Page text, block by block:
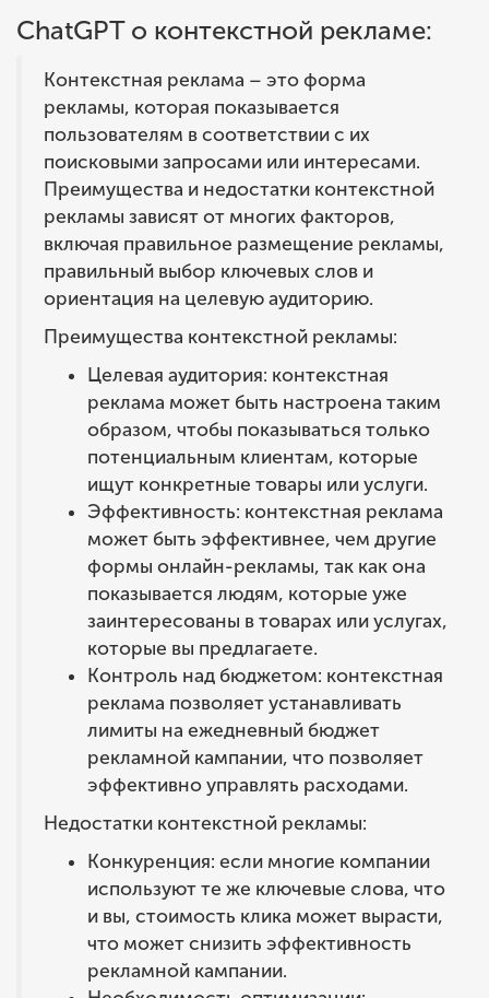
ChatGPT о контекстной рекламе:
Контекстная реклама – это форма
рекламы, которая показывается
пользователям в соответствии с их
поисковыми запросами или интересами.
Преимущества и недостатки контекстной
рекламы зависят от многих факторов,
включая правильное размещение рекламы,
правильный выбор ключевых слов и
ориентация на целевую аудиторию.
Преимущества контекстной рекламы:
Целевая аудитория: контекстная
реклама может быть настроена таким
образом, чтобы показываться только
потенциальным клиентам, которые
ищут конкретные товары или услуги.
Эффективность: контекстная реклама
может быть эффективнее, чем другие
формы онлайн-рекламы, так как она
показывается людям, которые уже
заинтересованы в товарах или услугах,
которые вы предлагаете.
Контроль над бюджетом: контекстная
реклама позволяет устанавливать
лимиты на ежедневный бюджет
рекламной кампании, что позволяет
эффективно управлять расходами.
Недостатки контекстной рекламы:
Конкуренция: если многие компании
используют те же ключевые слова, что
и вы, стоимость клика может вырасти,
что может снизить эффективность
рекламной кампании.